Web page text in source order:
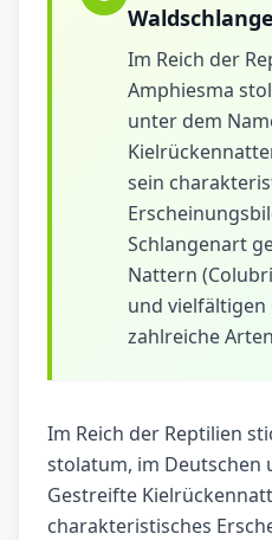
Waldschlange
Im Reich der
Amphiesma
unter dem
sein
Schlangenart
Nattern
und vielfältigen
zahlreiche
Im Reich der Reptilien
stolatum, im Deutschen
Gestreifte
charakteristisches